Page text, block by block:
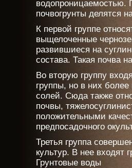
водопроницаемостью.
почвогрунты делятся
К первой группе
выщелоченные
развившиеся на
состава. Такая почва
Во вторую группу
группы, но в них
солей. Сюда также
почвы,
положительными
предпосадочного
Третья группа
культур. В нее
Грунтовые воды